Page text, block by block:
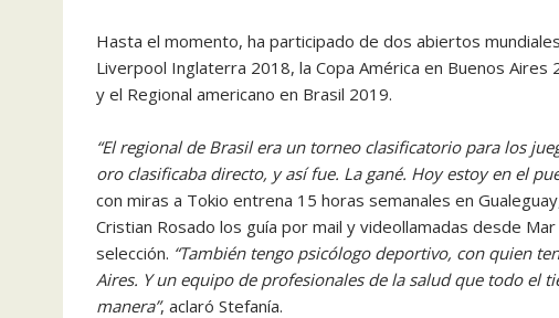
Hasta el momento, ha participado de dos abiertos
Liverpool Inglaterra 2018, la Copa América en Buenos
y el Regional americano en Brasil 2019.
“El regional de Brasil era un torneo clasificatorio para los
oro clasificaba directo, y así fue. La gané. Hoy estoy en el
con miras a Tokio entrena 15 horas semanales en
Cristian Rosado los guía por mail y videollamadas desde
selección. “También tengo psicólogo deportivo, con quien
Aires. Y un equipo de profesionales de la salud que todo el
manera”, aclaró Stefanía.